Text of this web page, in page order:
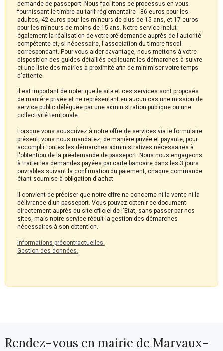
demande de passeport. Nous facilitons ce processus en vous
fournissant le timbre au tarif réglementaire : 86 euros pour les
adultes, 42 euros pour les mineurs de plus de 15 ans, et 17 euros
pour les mineurs de moins de 15 ans. Notre service inclut
également la réalisation de votre pré-demande auprès de l'autorité
compétente et, si nécessaire, l'association du timbre fiscal
correspondant. Pour vous aider davantage, nous mettons à votre
disposition des guides détaillés expliquant les démarches à suivre
et une liste des mairies à proximité afin de minimiser votre temps
d'attente.
Il est important de noter que le site et ces services sont proposés
de manière privée et ne représentent en aucun cas une mission de
service public déléguée par une administration publique ou une
collectivité territoriale.
Lorsque vous souscrivez à notre offre de services via le formulaire
présent, vous nous mandatez, de manière privée et payante, pour
accomplir toutes les démarches administratives nécessaires à
l'obtention de la pré-demande de passeport. Nous nous engageons
à traiter les demandes payées par carte bancaire dans les 3 jours
ouvrables suivant la confirmation du paiement, chaque commande
étant soumise à obligation d'achat.
Il convient de préciser que notre offre ne concerne ni la vente ni la
délivrance d'un passeport. Vous pouvez obtenir ce document
directement auprès du site officiel de l'État, sans passer par nos
sites, mais notre service réduit la gestion des démarches
nécessaires à son obtention.
Informations précontractuelles.
Gestion des données.
Rendez-vous en mairie de Marvaux-